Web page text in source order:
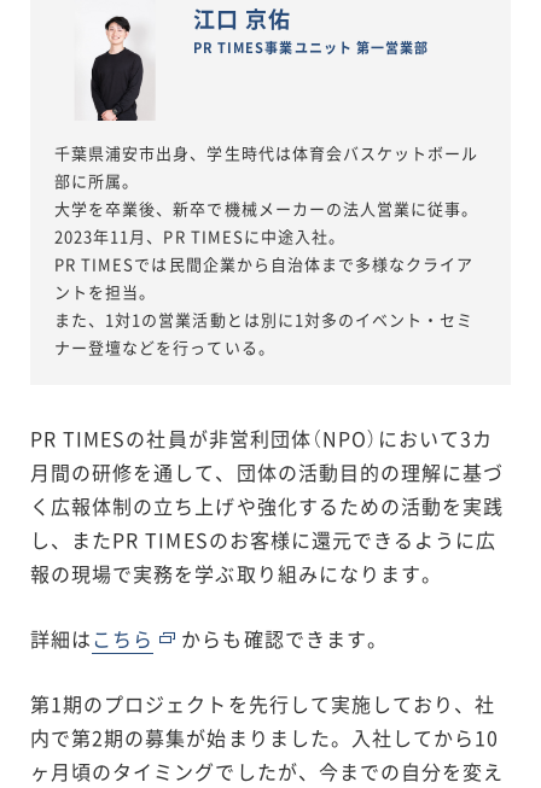
江口 京佑
PR TIMES事業ユニット 第一営業部
千葉県浦安市出身、学生時代は体育会バスケットボール
部に所属。
大学を卒業後、新卒で機械メーカーの法人営業に従事。
2023年11月、PR TIMESに中途入社。
PR TIMESでは民間企業から自治体まで多様なクライア
ントを担当。
また、1対1の営業活動とは別に1対多のイベント・セミ
ナー登壇などを行っている。
PR TIMESの社員が非営利団体（NPO）において3カ
月間の研修を通して、団体の活動目的の理解に基づ
く広報体制の立ち上げや強化するための活動を実践
し、またPR TIMESのお客様に還元できるように広
報の現場で実務を学ぶ取り組みになります。
詳細はこちら からも確認できます。
第1期のプロジェクトを先行して実施しており、社
内で第2期の募集が始まりました。入社してから10
ヶ月頃のタイミングでしたが、今までの自分を変え